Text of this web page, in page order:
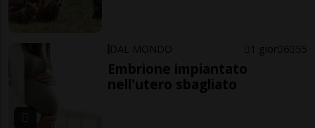
DAL MONDO 1 gior 6 55
Embrione impiantato
nell'utero sbagliato